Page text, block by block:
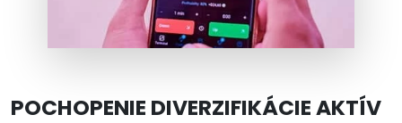
POCHOPENIE DIVERZIFIKÁCIE AKTÍV